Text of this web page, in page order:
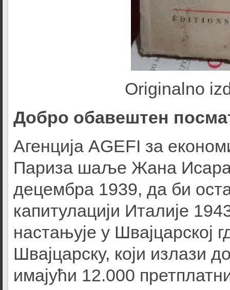
Originalno
Добро обавештен
Агенција AGEFI за
Париза шаље Жана Исара
децембра 1939, да би
капитулацији Италије
настањује у Швајцарској
Швајцарску, који излази
имајући 12.000